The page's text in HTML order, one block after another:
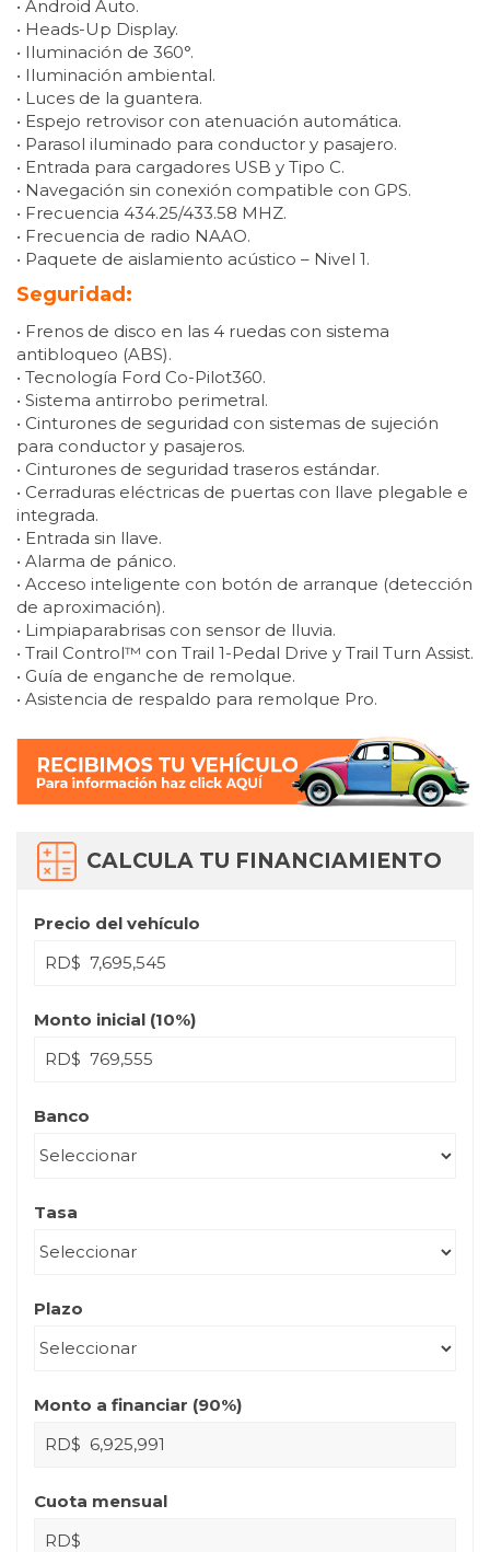
• Android Auto.
• Heads-Up Display.
• Iluminación de 360°.
• Iluminación ambiental.
• Luces de la guantera.
• Espejo retrovisor con atenuación automática.
• Parasol iluminado para conductor y pasajero.
• Entrada para cargadores USB y Tipo C.
• Navegación sin conexión compatible con GPS.
• Frecuencia 434.25/433.58 MHZ.
• Frecuencia de radio NAAO.
• Paquete de aislamiento acústico – Nivel 1.
Seguridad:
• Frenos de disco en las 4 ruedas con sistema
antibloqueo (ABS).
• Tecnología Ford Co-Pilot360.
• Sistema antirrobo perimetral.
• Cinturones de seguridad con sistemas de sujeción
para conductor y pasajeros.
• Cinturones de seguridad traseros estándar.
• Cerraduras eléctricas de puertas con llave plegable e
integrada.
• Entrada sin llave.
• Alarma de pánico.
• Acceso inteligente con botón de arranque (detección
de aproximación).
• Limpiaparabrisas con sensor de lluvia.
• Trail Control™ con Trail 1-Pedal Drive y Trail Turn Assist.
• Guía de enganche de remolque.
• Asistencia de respaldo para remolque Pro.
CALCULA TU FINANCIAMIENTO
Precio del vehículo
RD$
Monto inicial (10%)
RD$
Banco
Tasa
Plazo
Monto a financiar (90%)
RD$
Cuota mensual
RD$